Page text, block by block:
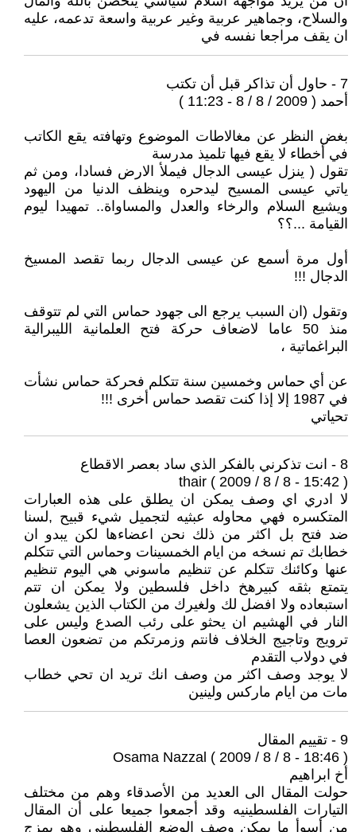
والسلاح، وجماهير عربية وغير عربية واسعة تدعمه، عليه
ان يقف مراجعا نفسه في
7 - حاول أن تذاكر قبل أن تكتب
أحمد ( 2009 / 8 / 8 - 11:23 )
بغض النظر عن مغالاطات الموضوع وتهافته يقع الكاتب
في أخطاء لا يقع فيها تلميذ مدرسة
تقول ( ينزل عيسى الدجال فيملأ الارض فسادا، ومن ثم
ياتي عيسى المسيح ليدحره وينظف الدنيا من اليهود
ويشيع السلام والرخاء والعدل والمساواة.. تمهيدا ليوم
القيامة ...؟؟
أول مرة أسمع عن عيسى الدجال ربما تقصد المسيخ
الدجال !!!
وتقول (ان السبب يرجع الى جهود حماس التي لم تتوقف
منذ 50 عاما لاضعاف حركة فتح العلمانية الليبرالية
البراغماتية ،
عن أي حماس وخمسين سنة تتكلم فحركة حماس نشأت
في 1987 إلا إذا كنت تقصد حماس أخرى !!!
تحياتي
8 - انت تذكرني بالفكر الذي ساد بعصر الاقطاع
thair ( 2009 / 8 / 8 - 15:42 )
لا ادري اي وصف يمكن ان يطلق على هذه العبارات
المتكسره فهي محاوله عبثيه لتجميل شيء قبيح ,لسنا
ضد فتح بل اكثر من ذلك نحن اعضاءها لكن يبدو ان
خطابك تم نسخه من ايام الخمسينات وحماس التي تتكلم
عنها وكائنك تتكلم عن تنظيم ماسوني هي اليوم تنظيم
يتمتع بثقه كبيرهخ داخل فلسطين ولا يمكن ان تتم
استبعاده ولا افضل لك ولغيرك من الكتاب الذين يشعلون
النار في الهشيم ان يحثو على رئب الصدع وليس على
ترويج وتاجيج الخلاف فانتم وزمرتكم من تضعون العصا
في دولاب التقدم
لا يوجد وصف اكثر من وصف انك تريد ان تحي خطاب
مات من ايام ماركس ولينين
9 - تقييم المقال
Osama Nazzal ( 2009 / 8 / 8 - 18:46 )
أخ ابراهيم
حولت المقال الى العديد من الأصدقاء وهم من مختلف
التيارات الفلسطينيه وقد أجمعوا جميعا على أن المقال
من أسوأ ما يمكن وصف الوضع الفلسطيني وهو يمزج